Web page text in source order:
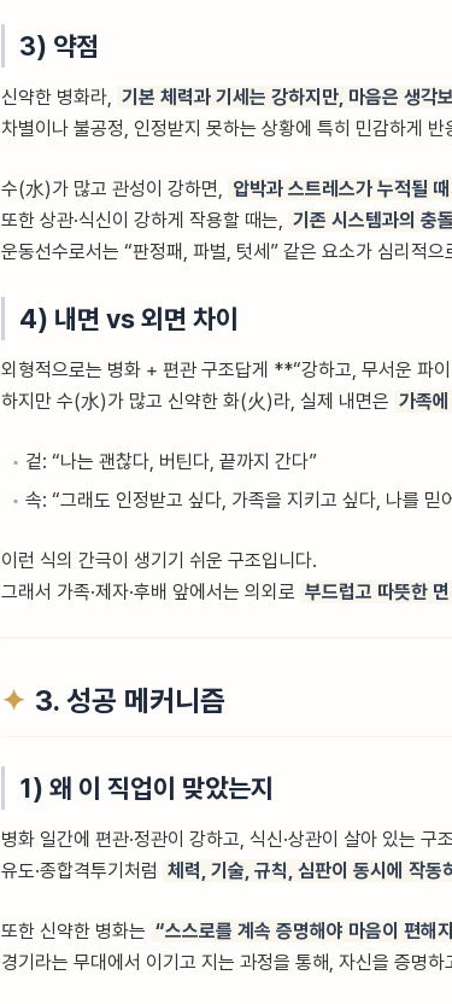
3) 약점
신약한 병화라, 기본 체력과 기세는 강하지만, 마음은 생각
차별이나 불공정, 인정받지 못하는 상황에 특히 민감하게 반
수(水)가 많고 관성이 강하면, 압박과 스트레스가 누적될
또한 상관·식신이 강하게 작용할 때는, 기존 시스템과의 충
운동선수로서는 “판정패, 파벌, 텃세” 같은 요소가 심리적
4) 내면 vs 외면 차이
외형적으로는 병화 + 편관 구조답게 **“강하고, 무서운 파
하지만 수(水)가 많고 신약한 화(火)라, 실제 내면은 가족
겉: “나는 괜찮다, 버틴다, 끝까지 간다”
속: “그래도 인정받고 싶다, 가족을 지키고 싶다, 나를 믿
이런 식의 간극이 생기기 쉬운 구조입니다.
그래서 가족·제자·후배 앞에서는 의외로 부드럽고 따뜻한 면
3. 성공 메커니즘
1) 왜 이 직업이 맞았는지
병화 일간에 편관·정관이 강하고, 식신·상관이 살아 있는
유도·종합격투기처럼 체력, 기술, 규칙, 심판이 동시에 작동
또한 신약한 병화는 “스스로를 계속 증명해야 마음이 편해
경기라는 무대에서 이기고 지는 과정을 통해, 자신을 증명